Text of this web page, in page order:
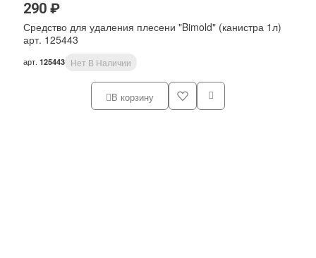
290 ₽
Средство для удаления плесени "Bimold" (канистра 1л)
арт. 125443
арт. 125443 Нет В Наличии
В корзину